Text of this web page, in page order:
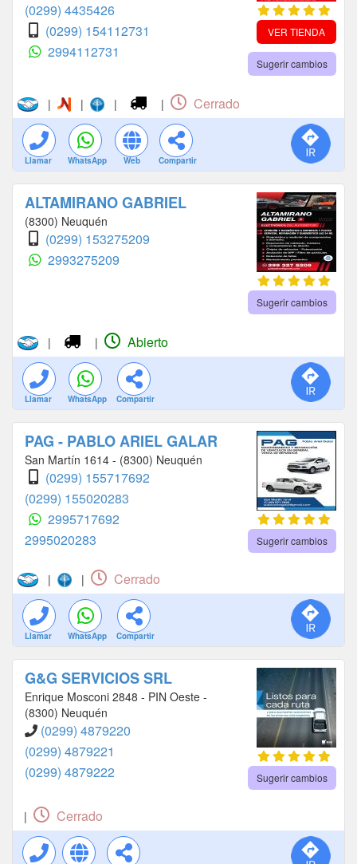
(0299) 4435426
(0299) 154112731
2994112731
VER TIENDA
Sugerir cambios
| | | | Cerrado
Llamar WhatsApp Web Compartir
ALTAMIRANO GABRIEL
(8300) Neuquén
(0299) 153275209
2993275209
Sugerir cambios
| | Abierto
Llamar WhatsApp Compartir
PAG - PABLO ARIEL GALAR
San Martín 1614 - (8300) Neuquén
(0299) 155717692
(0299) 155020283
2995717692
2995020283
Sugerir cambios
| | Cerrado
Llamar WhatsApp Compartir
G&G SERVICIOS SRL
Enrique Mosconi 2848 - PIN Oeste -
(8300) Neuquén
(0299) 4879220
(0299) 4879221
(0299) 4879222
Sugerir cambios
| Cerrado